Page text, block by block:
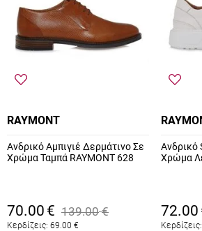
RAYMONT
Ανδρικό Αμπιγιέ Δερμάτινο Σε
Χρώμα Ταμπά RAYMONT 628
70.00 € 139.00 €
Κερδίζεις: 69.00 €
Ανδρικό
Χρώμα
72.00
Κερδίζεις: